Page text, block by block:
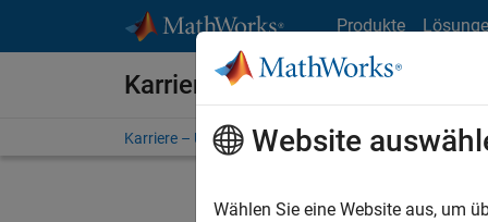
Produkte
Karriere bei MathWorks
Karriere – Übersicht Stellensuche
Website
Wählen Sie eine Website aus, um